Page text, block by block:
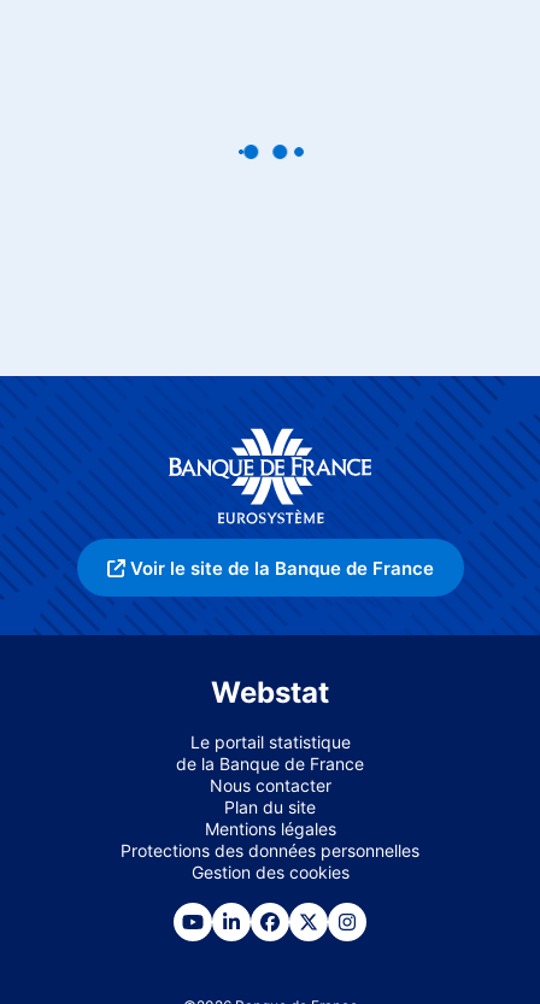
Voir le site de la Banque de France
Webstat
Le portail statistique
de la Banque de France
Nous contacter
Plan du site
Mentions légales
Protections des données personnelles
Gestion des cookies